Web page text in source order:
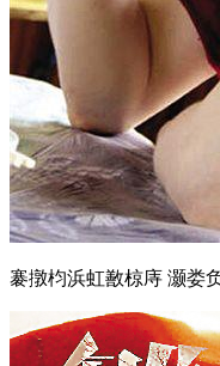
褰撴枃浜虹敾椋庤 灏娄